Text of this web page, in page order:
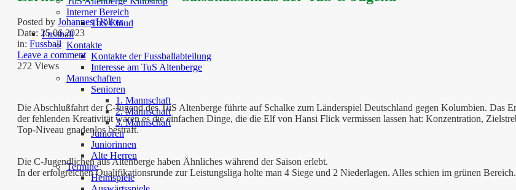
Interner Bereich
TuS Cloud
Fussball
Kontakte
Kontakte der Fussballabteilung
Interesse am TuS Altenberge
Mannschaften
Senioren
1. Mannschaft
2. Mannschaft
3. Mannschaft
Junioren
Juniorinnen
Alte Herren
Termine
Heimspiele
Posted by Johannes Hölker
Date: 25 06 2023
in: Fussball
Leave a comment
272 Views
Die Abschlußfahrt der C-Jugend des TuS Altenberge führte auf Schalke zum Länderspiel Deutschland gegen Kolumbien. Das
der fehlenden Kreativität waren es die einfachen Dinge, die die Elf von Hansi Flick vermissen lassen hat: Konzentration,
Top-Niveau gnadenlos bestraft.
Die C-Jugendlichen aus Altenberge haben Ähnliches während der Saison erlebt.
In der erfolgreichen Qualifikationsrunde zur Leistungsliga holte man 4 Siege und 2 Niederlagen. Alles schien im grünen